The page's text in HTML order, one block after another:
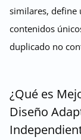
similares, define
contenidos
duplicado no
¿Qué es
Diseño